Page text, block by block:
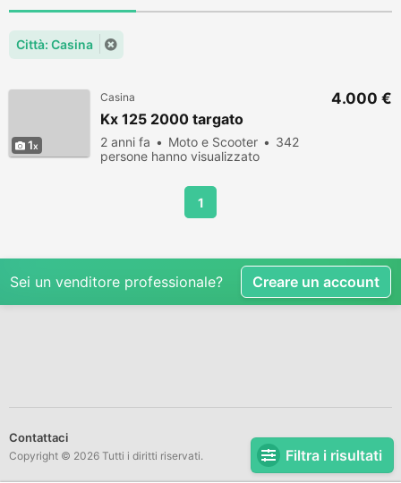
Filtra i risultati
Città: Casina
1
Casina
Kx 125 2000 targato
2 anni fa Moto e Scooter
342
persone hanno visualizzato
4.000 €
1
Sei un venditore professionale? Creare un account
Contattaci
Copyright © 2026 Tutti i diritti riservati.